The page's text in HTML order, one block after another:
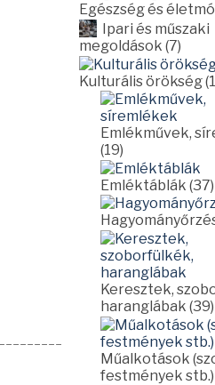
Egészség és
Ipari és műszaki
megoldások (7)
Kulturális örökség
Emlékművek,
(19)
Emléktáblák (37)
Keresztek,
haranglábak (39)
Műalkotások
festmények stb.)